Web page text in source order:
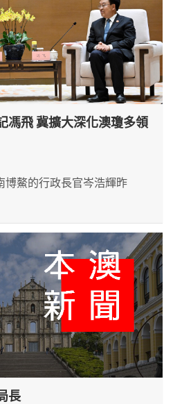
馮飛 冀擴大深化澳瓊多領
鰲的行政長官岑浩輝昨
長